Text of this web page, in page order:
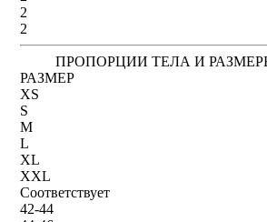
2
2
ПРОПОРЦИИ ТЕЛА И
РАЗМЕР
XS
S
M
L
XL
XXL
Соответствует
42-44